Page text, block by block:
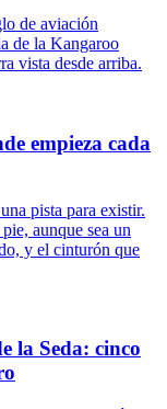
de aviación
de la Kangaroo
vista desde arriba.
empieza cada
pista para existir.
aunque sea un
y el cinturón que
la Seda: cinco